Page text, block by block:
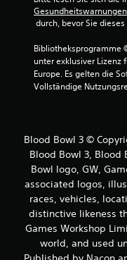
Gesundheitswarnungen
durch, bevor Sie
Bibliotheksprogramme
unter exklusiver Lizenz
Europe. Es gelten die
Vollständige
Blood Bowl 3 ©
Blood Bowl 3, Blood
Bowl logo, GW,
associated logos,
races, vehicles,
distinctive likeness
Games Workshop
world, and used